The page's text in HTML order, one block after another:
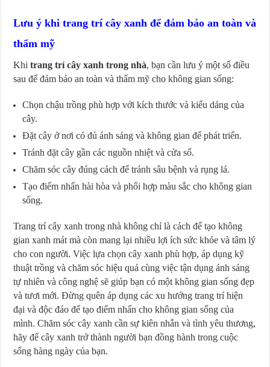
Lưu ý khi trang trí cây xanh để đảm bảo an toàn và
thẩm mỹ
Khitrang trí cây xanh trong nhà, bạn cần lưu ý một số điều
sau để đảm bảo an toàn và thẩm mỹ cho không gian sống:
Chọn chậu trồng phù hợp với kích thước và kiểu dáng của
cây.
Đặt cây ở nơi có đủ ánh sáng và không gian để phát triển.
Tránh đặt cây gần các nguồn nhiệt và cửa sổ.
Chăm sóc cây đúng cách để tránh sâu bệnh và rụng lá.
Tạo điểm nhấn hài hòa và phối hợp màu sắc cho không gian
sống.
Trang trí cây xanh trong nhà không chỉ là cách để tạo không
gian xanh mát mà còn mang lại nhiều lợi ích sức khỏe và tâm lý
cho con người. Việc lựa chọn cây xanh phù hợp, áp dụng kỹ
thuật trồng và chăm sóc hiệu quả cùng việc tận dụng ánh sáng
tự nhiên và công nghệ sẽ giúp bạn có một không gian sống đẹp
và tươi mới. Đừng quên áp dụng các xu hướng trang trí hiện
đại và độc đáo để tạo điểm nhấn cho không gian sống của
mình. Chăm sóc cây xanh cần sự kiên nhẫn và tình yêu thương,
hãy để cây xanh trở thành người bạn đồng hành trong cuộc
sống hàng ngày của bạn.